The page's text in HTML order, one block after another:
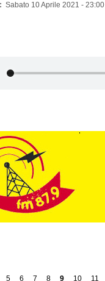
Sabato 10 Aprile 2021 - 23:00
Page
5 Page
6 Page
7 Page
8
Pagina
9 Page
10 Page
11